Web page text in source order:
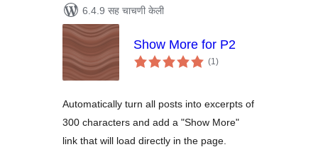
6.4.9 सह चाचणी केली
Show More for P2
(1एकूण
मूल्यांकन
)
Automatically turn all posts into excerpts of
300 characters and add a "Show More"
link that will load directly in the page.